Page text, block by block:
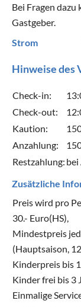
Bei Fragen
Gastgeber.
Strom
Hinweise des
Check-in:
Check-out:
Kaution:
Anzahlung:
Restzahlung:
Zusätzliche
Preis wird pro
30.- Euro(HS),
Mindestpreis
(Hauptsaison,
Kinderpreis bis
Kinder frei bis 3
Einmalige